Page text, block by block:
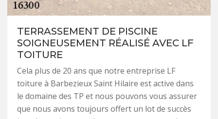
TERRASSEMENT DE PISCINE
SOIGNEUSEMENT RÉALISÉ AVEC LF
TOITURE
Cela plus de 20 ans que notre entreprise LF
toiture à Barbezieux Saint Hilaire est active dans
le domaine des TP et nous pouvons vous assurer
que nous avons toujours offert un lot de succès